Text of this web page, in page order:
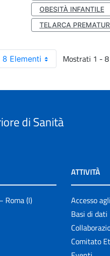
OBESITÀ INFANTILE
TELARCA
8 Elementi Mostrati 1 -
di Sanità
Roma (I)
ATTIVITÀ
Accesso
Basi di dati
Comitato